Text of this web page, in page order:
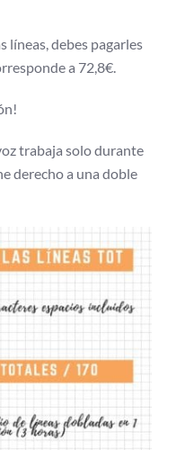
líneas, debes pagarles
a 72,8€.
trabaja solo durante
derecho a una doble